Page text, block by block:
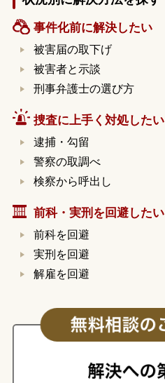
事件化前に解決したい
被害届の取下げ
被害者と示談
刑事弁護士の選び方
捜査に上手く対処したい
逮捕・勾留
警察の取調べ
検察から呼出し
前科・実刑を回避したい
前科を回避
実刑を回避
解雇を回避